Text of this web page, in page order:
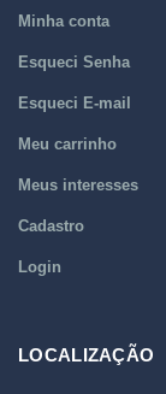
Minha conta
Esqueci Senha
Esqueci E-mail
Meu carrinho
Meus interesses
Cadastro
Login
LOCALIZAÇÃO